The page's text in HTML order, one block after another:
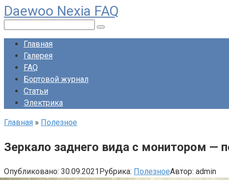
Перейти
к
контенту
Daewoo Nexia FAQ
Главная
Галерея
FAQ
Бортовой журнал
Статьи
Электрика
Главная » Полезное
Зеркало заднего вида с монитором —
Опубликовано: 30.09.2021Рубрика: ПолезноеАвтор: admin